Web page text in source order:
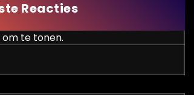
Reacties
te tonen.